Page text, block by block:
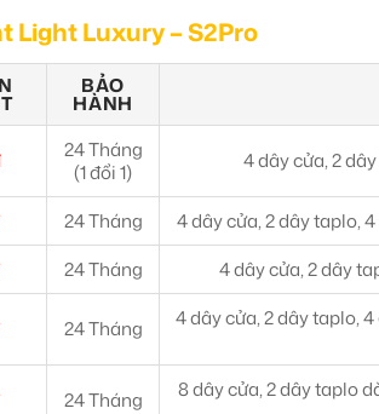
Light Luxury – S2Pro
BẢO
HÀNH
24 Tháng
(1 đổi 1)
4 dây cửa, 2
24 Tháng
4 dây cửa, 2 dây taplo,
24 Tháng 4 dây cửa, 2 dây
24 Tháng
4 dây cửa, 2 dây taplo,
24 Tháng
8 dây cửa, 2 dây taplo